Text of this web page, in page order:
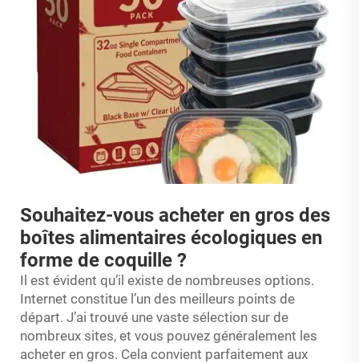
Souhaitez-vous acheter en gros des
boîtes alimentaires écologiques en
forme de coquille ?
Il est évident qu’il existe de nombreuses options.
Internet constitue l’un des meilleurs points de
départ. J’ai trouvé une vaste sélection sur de
nombreux sites, et vous pouvez généralement les
acheter en gros. Cela convient parfaitement aux